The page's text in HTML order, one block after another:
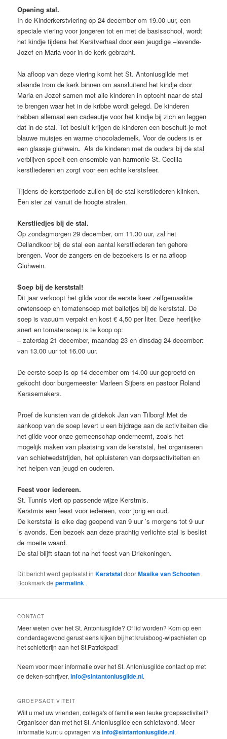
Opening stal.
In de Kinderkerstviering op 24 december om 19.00 uur, een
speciale viering voor jongeren tot en met de basisschool, wordt
het kindje tijdens het Kerstverhaal door een jeugdige –levende-
Jozef en Maria voor in de kerk gebracht.
Na afloop van deze viering komt het St. Antoniusgilde met
slaande trom de kerk binnen om aansluitend het kindje door
Maria en Jozef samen met alle kinderen in optocht naar de stal
te brengen waar het in de kribbe wordt gelegd. De kinderen
hebben allemaal een cadeautje voor het kindje bij zich en leggen
dat in de stal. Tot besluit krijgen de kinderen een beschuit-je met
blauwe muisjes en warme chocolademelk. Voor de ouders is er
een glaasje glühwein.Als de kinderen met de ouders bij de stal
verblijven speelteen ensemble van harmonie St. Cecilia
kerstliederen en zorgt voor een echte kerstsfeer.
Tijdens de kerstperiode zullen bij de stal kerstliederen klinken.
Een ster zal vanuit de hoogte stralen.
Kerstliedjes bij de stal.
Op zondagmorgen 29 december, om 11.30 uur, zal het
Oellandkoor bij de stal een aantal kerstliederen ten gehore
brengen. Voor de zangers en de bezoekers is er na afloop
Glühwein.
Soep bij de kerststal!
Dit jaar verkoopt het gilde voor de eerste keer zelfgemaakte
erwtensoep en tomatensoep met balletjes bij de kerststal. De
soep is vacuüm verpakt en kost € 4,50 per liter. Deze heerlijke
snert en tomatensoep is te koop op:
– zaterdag 21 december, maandag 23 en dinsdag 24 december:
van 13.00 uur tot 16.00 uur.
De eerste soep is op 14 december om 14.00 uur geproefd en
gekocht door burgemeester Marleen Sijbers en pastoor Roland
Kerssemakers.
Proef de kunsten van de gildekok Jan van Tilborg! Met de
aankoop van de soep levert u een bijdrage aan de activiteiten die
het gilde voor onze gemeenschap onderneemt, zoals het
mogelijk maken van plaatsing van de kerststal, het organiseren
van schietwedstrijden, het opluisteren van dorpsactiviteiten en
het helpen van jeugd en ouderen.
Feest voor iedereen.
St. Tunnis viert op passende wijze Kerstmis.
Kerstmis een feest voor iedereen, voor jong en oud.
De kerststal is elke dag geopend van 9 uur ’s morgens tot 9 uur
’s avonds. Een bezoek aan deze prachtig verlichte stal is beslist
de moeite waard.
De stal blijft staan tot na het feest van Driekoningen.
Dit bericht werd geplaatst inKerststaldoorMaaike van Schooten .
Bookmark depermalink .
CONTACT
Meer weten over het St. Antoniusgilde? Of lid worden? Kom op een
donderdagavond gerust eens kijken bij het kruisboog-wipschieten op
het schietterijn aan het St.Patrickpad!
Neem voor meer informatie over het St. Antoniusgilde contact op met
de deken-schrijver,info@sintantoniusgilde.nl.
GROEPSACTIVITEIT
Wilt u met uw vrienden, collega's of familie een leuke groepsactiviteit?
Organiseer dan met het St. Antoniusgilde een schietavond. Meer
informatie kunt u opvragen viainfo@sintantoniusgilde.nl.